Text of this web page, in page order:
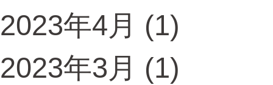
2023年4月 (1)
2023年3月 (1)